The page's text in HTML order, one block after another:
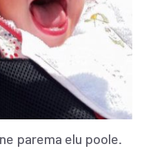
parema elu poole.